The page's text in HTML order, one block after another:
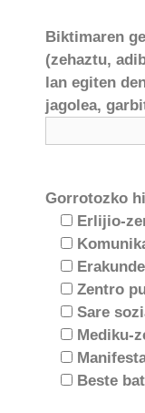
Biktimaren
(zehaztu,
lan egiten
jagolea,
Gorrotozko
Erlijio-
Zentro
Sare
Mediku-
Beste bat